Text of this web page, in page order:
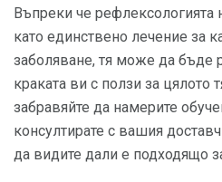
Въпреки че рефлексологията
като единствено лечение за
заболяване, тя може да бъде
краката ви с ползи за цялото
забравяйте да намерите
консултирате с вашия
да видите дали е подходящо